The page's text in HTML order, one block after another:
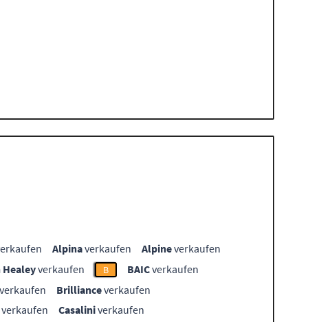
Alpinaverkaufen Alpineverkaufen
verkaufen B BAICverkaufen
verkaufen Brillianceverkaufen
verkaufen Casaliniverkaufen